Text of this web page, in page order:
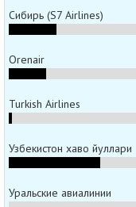
Сибирь (S7 Airlines)
Orenair
Turkish Airlines
Узбекистон хаво йуллари
Уральские авиалинии